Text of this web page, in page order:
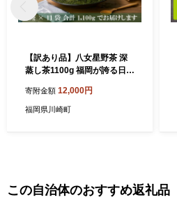
【訳あり品】八女星野茶 深
蒸し茶1100g 福岡が誇る日本
備品 おちゃ ocha 茶葉 緑茶
飲料 飲み物 八女 茶 日本茶
庭用 自宅用 ちゃ りょくちゃ
ふかむしちゃ 急須 甘み 川崎
寄附金額 12,000円
福岡県川崎町
この自治体のおすすめ返礼品